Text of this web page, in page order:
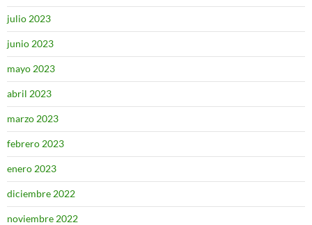
julio 2023
junio 2023
mayo 2023
abril 2023
marzo 2023
febrero 2023
enero 2023
diciembre 2022
noviembre 2022